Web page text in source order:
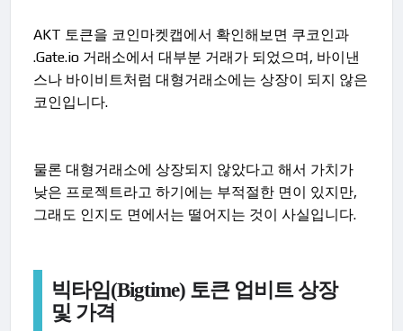
AKT 토큰을 코인마켓캡에서 확인해보면 쿠코인과
.Gate.io 거래소에서 대부분 거래가 되었으며, 바이낸
스나 바이비트처럼 대형거래소에는 상장이 되지 않은
코인입니다.
물론 대형거래소에 상장되지 않았다고 해서 가치가
낮은 프로젝트라고 하기에는 부적절한 면이 있지만,
그래도 인지도 면에서는 떨어지는 것이 사실입니다.
빅타임(Bigtime) 토큰 업비트 상장
및 가격